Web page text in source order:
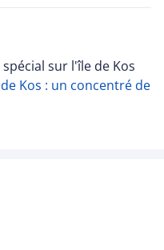
sur l'île de Kos
Kos : un concentré de